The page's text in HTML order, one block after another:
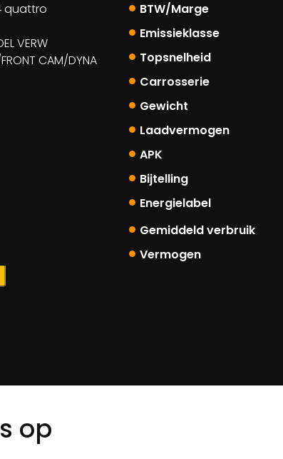
quattro
VERW
CAM/DYNA
BTW/Marge
Emissieklasse
Topsnelheid
Carrosserie
Gewicht
Laadvermogen
APK
Bijtelling
Energielabel
Gemiddeld verbruik
Vermogen
op